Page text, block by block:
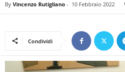
By Vincenzo Rutigliano - 10 Febbraio 2022
Condividi